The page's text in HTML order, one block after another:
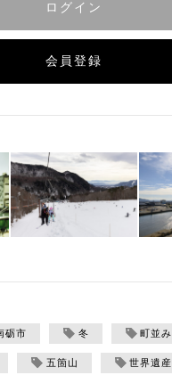
ログイン
会員登録
砺市 冬 町並み
五箇山 世界遺産